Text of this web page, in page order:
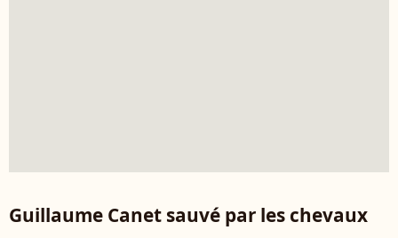
Guillaume Canet sauvé par les chevaux